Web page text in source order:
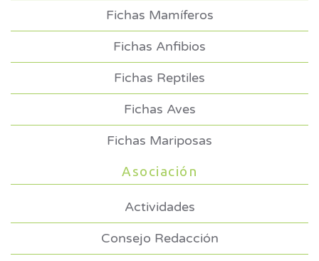
Fichas Mamíferos
Fichas Anfibios
Fichas Reptiles
Fichas Aves
Fichas Mariposas
Asociación
Actividades
Consejo Redacción